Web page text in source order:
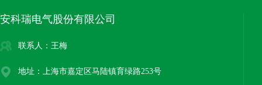
安科瑞电气股份有限公司
联系人：王梅
地址：上海市嘉定区马陆镇育绿路253号